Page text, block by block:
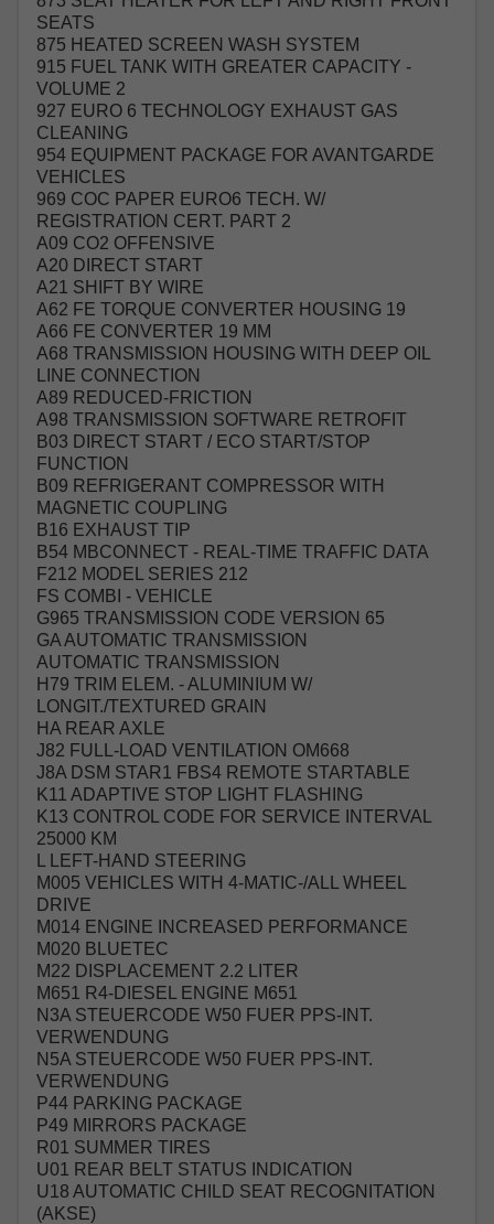
SEATS
875 HEATED SCREEN WASH SYSTEM
915 FUEL TANK WITH GREATER CAPACITY -
VOLUME 2
927 EURO 6 TECHNOLOGY EXHAUST GAS
CLEANING
954 EQUIPMENT PACKAGE FOR AVANTGARDE
VEHICLES
969 COC PAPER EURO6 TECH. W/
REGISTRATION CERT. PART 2
A09 CO2 OFFENSIVE
A20 DIRECT START
A21 SHIFT BY WIRE
A62 FE TORQUE CONVERTER HOUSING 19
A66 FE CONVERTER 19 MM
A68 TRANSMISSION HOUSING WITH DEEP OIL
LINE CONNECTION
A89 REDUCED-FRICTION
A98 TRANSMISSION SOFTWARE RETROFIT
B03 DIRECT START / ECO START/STOP
FUNCTION
B09 REFRIGERANT COMPRESSOR WITH
MAGNETIC COUPLING
B16 EXHAUST TIP
B54 MBCONNECT - REAL-TIME TRAFFIC DATA
F212 MODEL SERIES 212
FS COMBI - VEHICLE
G965 TRANSMISSION CODE VERSION 65
GA AUTOMATIC TRANSMISSION
AUTOMATIC TRANSMISSION
H79 TRIM ELEM. - ALUMINIUM W/
LONGIT./TEXTURED GRAIN
HA REAR AXLE
J82 FULL-LOAD VENTILATION OM668
J8A DSM STAR1 FBS4 REMOTE STARTABLE
K11 ADAPTIVE STOP LIGHT FLASHING
K13 CONTROL CODE FOR SERVICE INTERVAL
25000 KM
L LEFT-HAND STEERING
M005 VEHICLES WITH 4-MATIC-/ALL WHEEL
DRIVE
M014 ENGINE INCREASED PERFORMANCE
M020 BLUETEC
M22 DISPLACEMENT 2.2 LITER
M651 R4-DIESEL ENGINE M651
N3A STEUERCODE W50 FUER PPS-INT.
VERWENDUNG
N5A STEUERCODE W50 FUER PPS-INT.
VERWENDUNG
P44 PARKING PACKAGE
P49 MIRRORS PACKAGE
R01 SUMMER TIRES
U01 REAR BELT STATUS INDICATION
U18 AUTOMATIC CHILD SEAT RECOGNITATION
(AKSE)